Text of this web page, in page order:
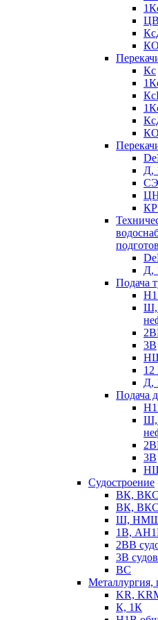
Кс
Д,
СЭ
ЦН
Д,
Подача
3В
Д,
Подача
3В
Судостроение
ВК,
ВК, ВКС
Ш,
1В,
2ВВ
3В
ВС
Металлургия,
KR,
К, 1К